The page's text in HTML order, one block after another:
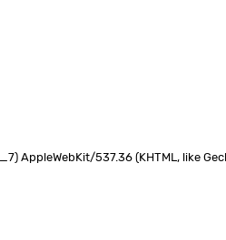
AppleWebKit/537.36 (KHTML, like